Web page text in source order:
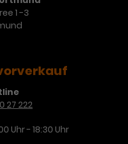
1 -3
27 222
Uhr - 18:30 Uhr